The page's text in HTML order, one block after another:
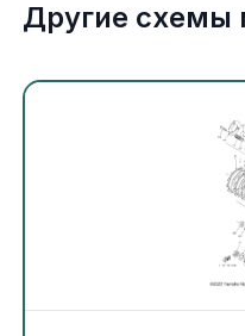
Другое
Другие схемы